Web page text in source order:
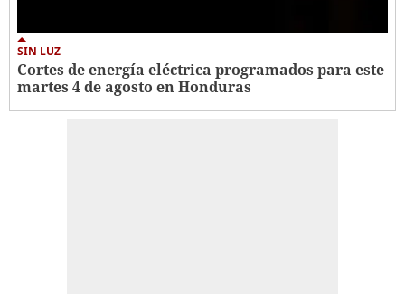
SIN LUZ
Cortes de energía eléctrica programados para este
martes 4 de agosto en Honduras